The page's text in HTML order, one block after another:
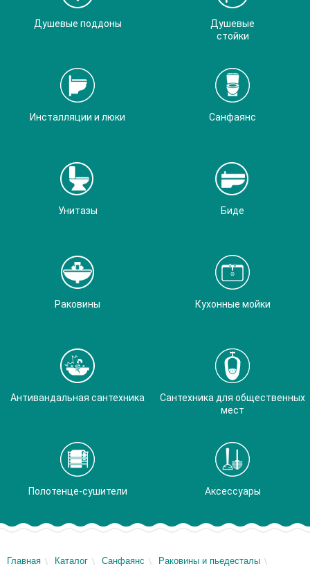
Душевые поддоны
Душевые
стойки
Инсталляции и люки Санфаянс
Унитазы Биде
Раковины Кухонные мойки
Антивандальная сантехника
Сантехника для общественных
мест
Полотенце-сушители Аксессуары
Главная Каталог Санфаянс
Раковины и пьедесталы